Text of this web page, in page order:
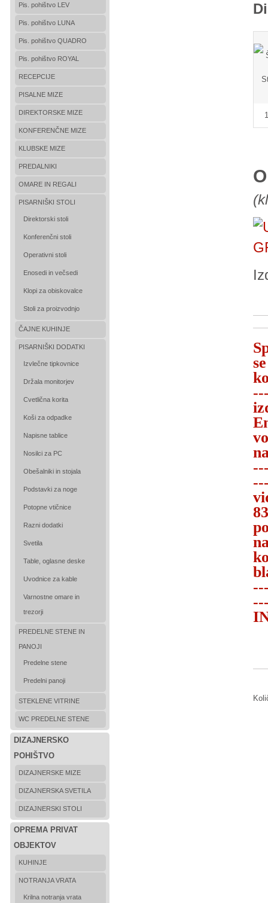
Pis. pohištvo LEV
Pis. pohištvo LUNA
Pis. pohištvo QUADRO
Pis. pohištvo ROYAL
RECEPCIJE
PISALNE MIZE
DIREKTORSKE MIZE
KONFERENČNE MIZE
KLUBSKE MIZE
PREDALNIKI
OMARE IN REGALI
PISARNIŠKI STOLI
Direktorski stoli
Konferenčni stoli
Operativni stoli
Enosedi in večsedi
Klopi za obiskovalce
Stoli za proizvodnjo
ČAJNE KUHINJE
PISARNIŠKI DODATKI
Izvlečne tipkovnice
Držala monitorjev
Cvetlična korita
Koši za odpadke
Napisne tablice
Nosilci za PC
Obešalniki in stojala
Podstavki za noge
Potopne vtičnice
Razni dodatki
Svetila
Table, oglasne deske
Uvodnice za kable
Varnostne omare in
trezorji
PREDELNE STENE IN
PANOJI
Predelne stene
Predelni panoji
STEKLENE VITRINE
WC PREDELNE STENE
DIZAJNERSKO
POHIŠTVO
DIZAJNERSKE MIZE
DIZAJNERSKA SVETILA
DIZAJNERSKI STOLI
OPREMA PRIVAT
OBJEKTOV
KUHINJE
NOTRANJA VRATA
Krilna notranja vrata